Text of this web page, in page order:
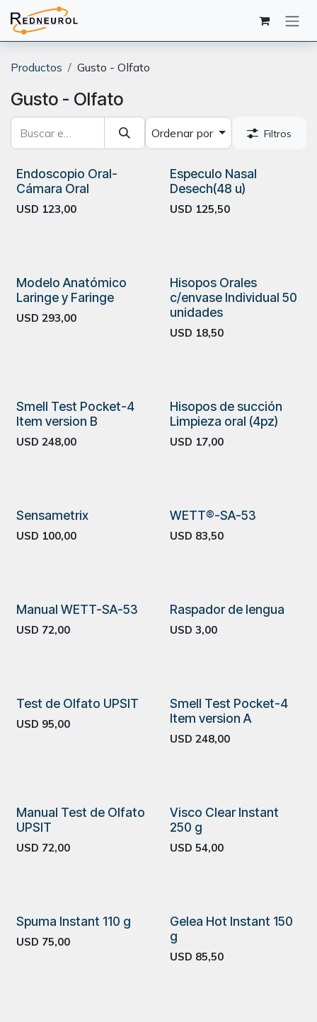
Ir al contenido
Productos Gusto - Olfato
Gusto - Olfato
Ordenar por Filtros
Endoscopio Oral-
Cámara Oral
USD 123,00
Especulo Nasal
Desech(48 u)
USD 125,50
Modelo Anatómico
Laringe y Faringe
USD 293,00
Hisopos Orales
c/envase Individual 50
unidades
USD 18,50
Smell Test Pocket-4
Item version B
USD 248,00
Hisopos de succión
Limpieza oral (4pz)
USD 17,00
Sensametrix
USD 100,00
WETT®-SA-53
USD 83,50
Manual WETT-SA-53
USD 72,00
Raspador de lengua
USD 3,00
Test de Olfato UPSIT
USD 95,00
Smell Test Pocket-4
Item version A
USD 248,00
Manual Test de Olfato
UPSIT
USD 72,00
Visco Clear Instant
250 g
USD 54,00
Spuma Instant 110 g
USD 75,00
Gelea Hot Instant 150
g
USD 85,50